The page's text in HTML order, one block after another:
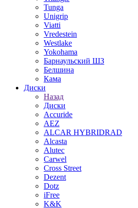
Tunga
Unigrip
Viatti
Vredestein
Westlake
Yokohama
Барнаульский ШЗ
Белшина
Кама
Диски
Назад
Диски
Accuride
AEZ
ALCAR HYBRIDRAD
Alcasta
Alutec
Carwel
Cross Street
Dezent
Dotz
iFree
K&K